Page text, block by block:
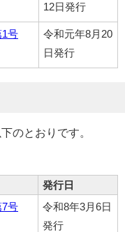
12日発行
号
令和元年8月20
日発行
のとおりです。
発行日
号
令和8年3月6日
発行